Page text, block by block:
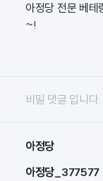
아정당 전문 베테
~!
비밀 댓글 입니다.
아정당
아정당_377577